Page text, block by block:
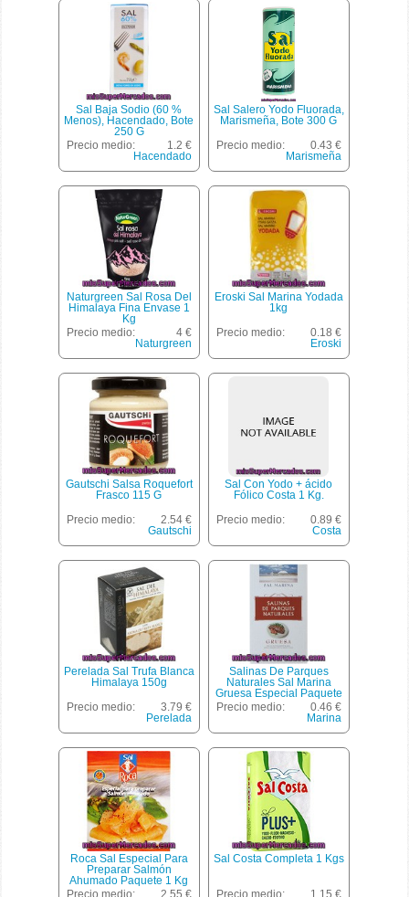
Sal Baja Sodio (60 %
Menos), Hacendado, Bote
250 G
Precio medio:
1.2 €
Hacendado
Sal Salero Yodo Fluorada,
Marismeña, Bote 300 G
Precio medio:
0.43 €
Marismeña
Naturgreen Sal Rosa Del
Himalaya Fina Envase 1
Kg
Precio medio:
4 €
Naturgreen
Eroski Sal Marina Yodada
1kg
Precio medio:
0.18 €
Eroski
Gautschi Salsa Roquefort
Frasco 115 G
Precio medio:
2.54 €
Gautschi
Sal Con Yodo + ácido
Fólico Costa 1 Kg.
Precio medio:
0.89 €
Costa
Perelada Sal Trufa Blanca
Himalaya 150g
Precio medio:
3.79 €
Perelada
Salinas De Parques
Naturales Sal Marina
Gruesa Especial Paquete
500 G
Precio medio:
0.46 €
Marina
Roca Sal Especial Para
Preparar Salmón
Ahumado Paquete 1 Kg
Sal Costa Completa 1 Kgs